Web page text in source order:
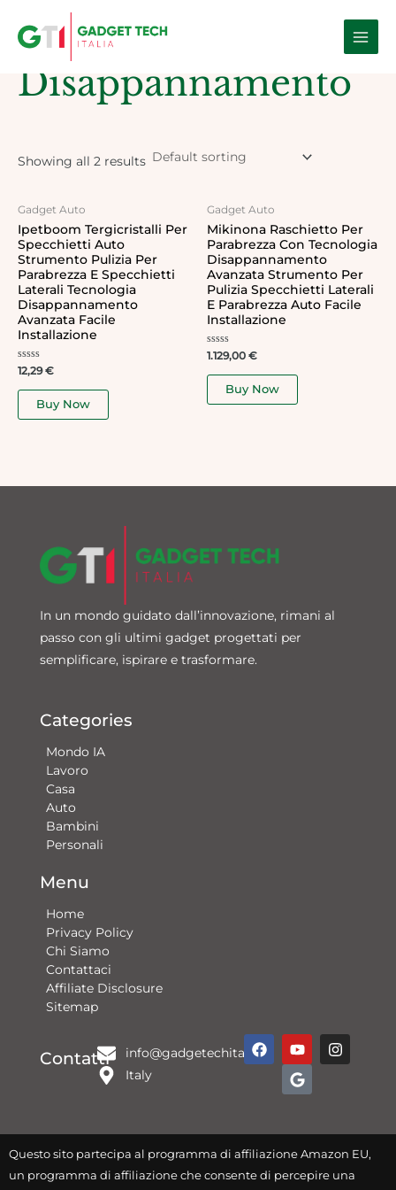
Main
Home / Products tagged “Disappannamento”
Disappannamento
Showing all 2 results
Gadget Auto
Ipetboom Tergicristalli Per
Specchietti Auto
Strumento Pulizia Per
Parabrezza E Specchietti
Laterali Tecnologia
Disappannamento
Avanzata Facile
Installazione
Rated
out
12,29€
Buy Now
Gadget Auto
Mikinona Raschietto Per
Parabrezza Con Tecnologia
Disappannamento
Avanzata Strumento Per
Pulizia Specchietti Laterali
E Parabrezza Auto Facile
Installazione
Rated
out
1.129,00 €
Buy Now
In un mondo guidato dall’innovazione, rimani al
passo con gli ultimi gadget progettati per
semplificare, ispirare e trasformare.
Categories
Mondo IA
Lavoro
Casa
Auto
Bambini
Personali
Menu
Home
Privacy Policy
Chi Siamo
Contattaci​
Affiliate Disclosure
Sitemap
Contatti
info@gadgetechitalia.it
Italy
F
a
o
k
Y
o
u
t
e
I
n
r
m
G
o
o
g
Questo sito partecipa al programma di affiliazione Amazon EU,
un programma di affiliazione che consente di percepire una